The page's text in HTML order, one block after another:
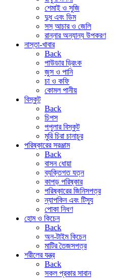
শেমাই ও সুজি
দুধ এবং ডিম
সস্ আচার ও জেলি
রান্নার অন্যান্য উপকরণ
নাস্তা-খাবার
Back
পাউডার ড্রিংক
জুস ও পানি
চা ও কফি
কোমল পানীয়
বিস্কুট
Back
চিপস
পপুলার বিস্কুট
মুরি চিরা চানাচুর
পরিষ্কারের সরঞ্জাম
Back
বাসন ধোয়া
ব্যক্তিগত যত্ন
কাপড় পরিষ্কার
পরিষ্কারের জিনিসপত্র
ন্যাপকিন এবং টিস্যু
পোকা নিধণ
হোম ও কিচেন
Back
অন-টাইম কিচেন
মাটির তৈজসপত্র
শরীলের যন্ত্র
Back
সকল প্রকার সাবান